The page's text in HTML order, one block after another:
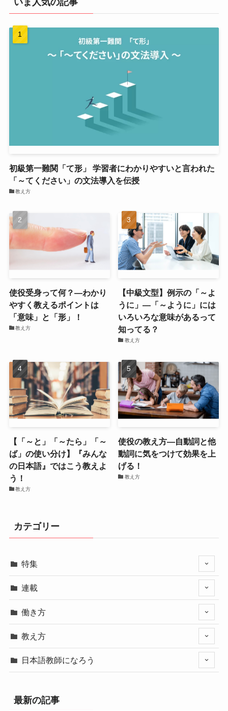
いま人気の記事
初級第一難関「て形」 学習者にわかりやすいと言われた
「～てください」の文法導入を伝授
教え方
使役受身って何？―わかり
やすく教えるポイントは
「意味」と「形」！
教え方
【中級文型】例示の「～よ
うに」―「～ように」には
いろいろな意味があるって
知ってる？
教え方
【「～と」「～たら」「～
ば」の使い分け】『みんな
の日本語』ではこう教えよ
う！
教え方
使役の教え方―自動詞と他
動詞に気をつけて効果を上
げる！
教え方
カテゴリー
特集
連載
働き方
教え方
日本語教師になろう
最新の記事